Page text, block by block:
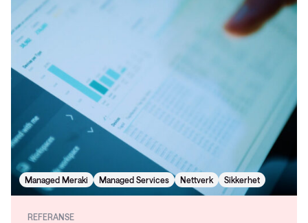
Managed Meraki Managed Services Nettverk Sikkerhet
REFERANSE